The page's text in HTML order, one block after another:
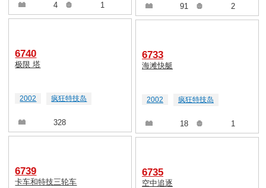
4 1
6740
极限 塔
2002 疯狂特技岛
328
6739
卡车和特技三轮车
91 2
6733
海滩快艇
2002 疯狂特技岛
18 1
6735
空中追逐